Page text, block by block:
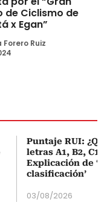
de Ciclismo de
x Egan”
Ruiz
Puntaje RUI:
letras A1, B2, C1
Explicación de
clasificación’
03/08/2026